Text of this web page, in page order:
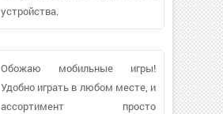
устройства.
Обожаю мобильные игры!
Удобно играть в любом месте, и
ассортимент просто